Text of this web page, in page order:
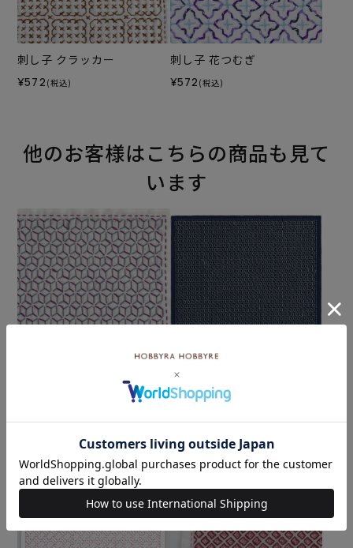
刺し子 クラッカー
¥572 (税込)
刺し子 花つむぎ
¥572 (税込)
他のお客様はこちらの商品も見て
います
刺し子 変わり麻の葉3
刺し子 変わり麻の葉3・紺セ
ット